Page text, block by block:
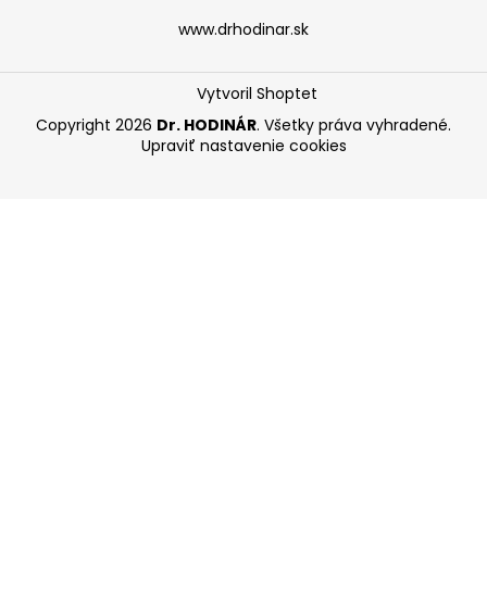
www.drhodinar.sk
Vytvoril Shoptet
Copyright 2026 Dr. HODINÁR. Všetky práva vyhradené.
Upraviť nastavenie cookies